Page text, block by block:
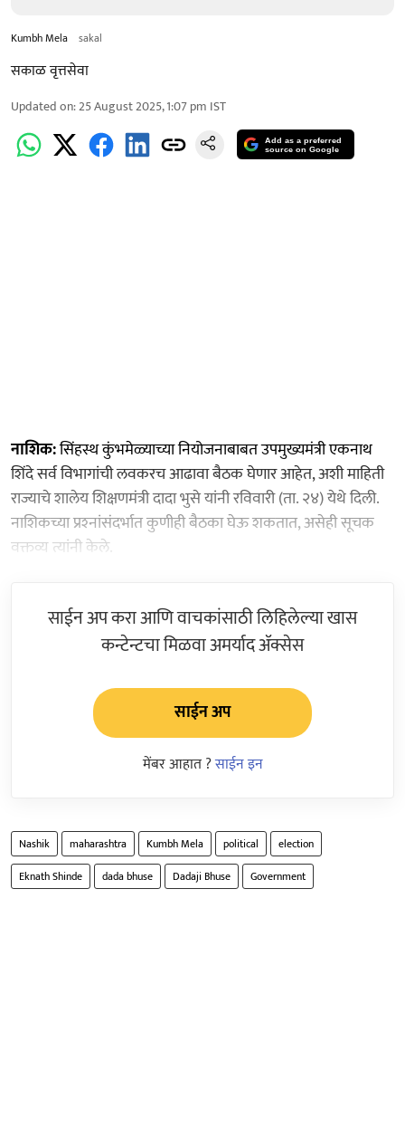
Kumbh Mela sakal
सकाळ वृत्तसेवा
Updated on:25 August 2025, 1:07 pm IST
Add as a preferred
source on Google
नाशिक:सिंहस्थ कुंभमेळ्याच्या नियोजनाबाबत उपमुख्यमंत्री एकनाथ
शिंदे सर्व विभागांची लवकरच आढावा बैठक घेणार आहेत, अशी माहिती
राज्याचे शालेय शिक्षणमंत्री दादा भुसे यांनी रविवारी (ता. २४) येथे दिली.
नाशिकच्या प्रश्‍नांसंदर्भात कुणीही बैठका घेऊ शकतात, असेही सूचक
वक्तव्य त्यांनी केले.
साईन अप करा आणि वाचकांसाठी लिहिलेल्या खास
कन्टेन्टचा मिळवा अमर्याद ॲक्सेस
साईन अप
मेंबर आहात ?साईन इन
Nashik maharashtra Kumbh Mela political
election
Eknath Shinde
dada bhuse Dadaji Bhuse Government